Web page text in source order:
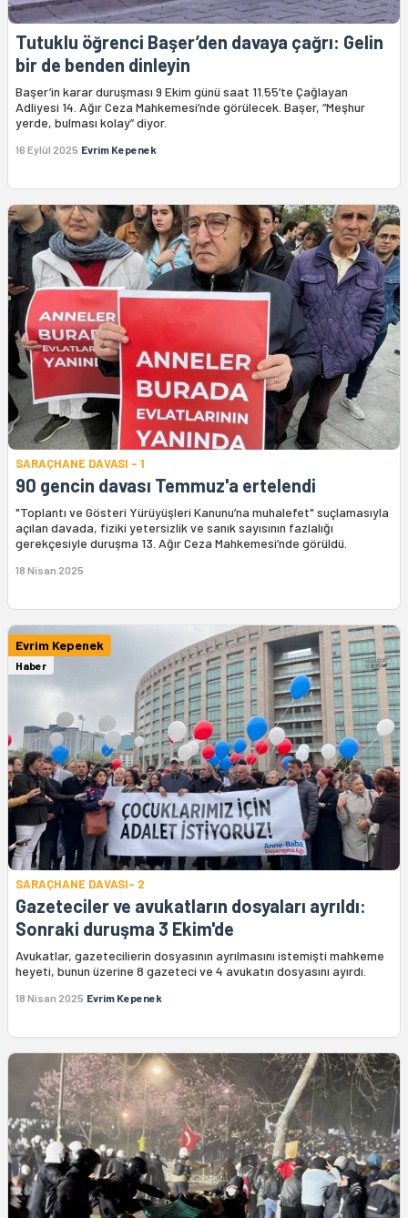
Tutuklu öğrenci Başer’den davaya çağrı: Gelin
bir de benden dinleyin
Başer’in karar duruşması 9 Ekim günü saat 11.55’te Çağlayan
Adliyesi 14. Ağır Ceza Mahkemesi’nde görülecek. Başer, “Meşhur
yerde, bulması kolay” diyor.
16 Eylül 2025 Evrim Kepenek
SARAÇHANE DAVASI - 1
90 gencin davası Temmuz'a ertelendi
"Toplantı ve Gösteri Yürüyüşleri Kanunu’na muhalefet" suçlamasıyla
açılan davada, fiziki yetersizlik ve sanık sayısının fazlalığı
gerekçesiyle duruşma 13. Ağır Ceza Mahkemesi’nde görüldü.
18 Nisan 2025
Evrim Kepenek
Haber
SARAÇHANE DAVASI- 2
Gazeteciler ve avukatların dosyaları ayrıldı:
Sonraki duruşma 3 Ekim'de
Avukatlar, gazetecilierin dosyasının ayrılmasını istemişti mahkeme
heyeti, bunun üzerine 8 gazeteci ve 4 avukatın dosyasını ayırdı.
18 Nisan 2025 Evrim Kepenek